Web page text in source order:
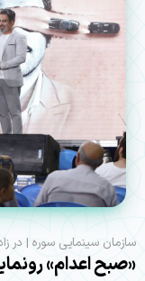
سازمان سینمایی سوره | در
«صبح اعدام»